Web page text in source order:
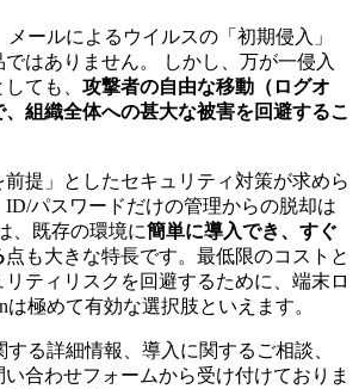
メールによるウイルスの「初期侵入」
はありません。 しかし、万が一侵入
ても、 攻撃者の自由な移動（ログオ
組織全体への甚大な被害を回避するこ
前提」としたセキュリティ対策が求めら
パスワードだけの管理からの脱却は
、既存の環境に簡単に導入でき、すぐ
点も大きな特長です。最低限のコストと
ティリスクを回避するために、端末ロ
は極めて有効な選択肢といえます。
する詳細情報、導入に関するご相談、
合わせフォームから受け付けておりま